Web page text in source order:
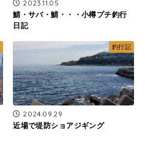
2023.11.05
鯖・サバ・鯖・・・小樽プチ釣行
日記
釣行記
2024.09.29
近場で堤防ショアジギング